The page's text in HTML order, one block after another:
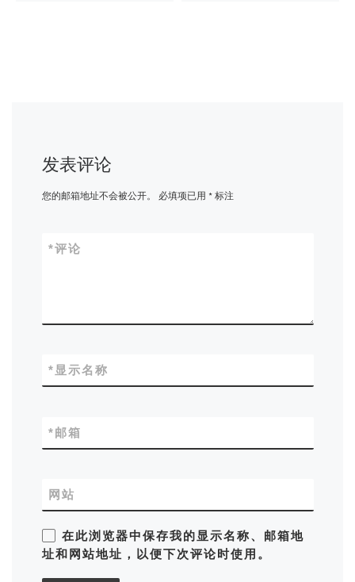
发表评论
您的邮箱地址不会被公开。 必填项已用 *标注
评论
*
显示名称
*
邮箱
*
网站
在此浏览器中保存我的显示名称、邮箱地
址和网站地址，以便下次评论时使用。